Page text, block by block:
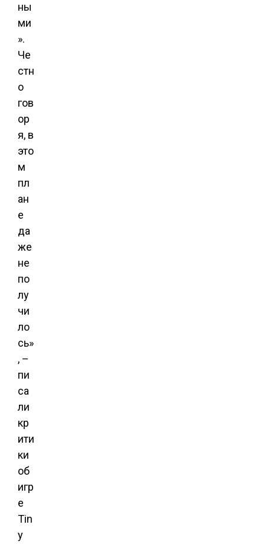
ны
ми
».
Че
стн
о
гов
ор
я, в
это
м
пл
ан
е
да
же
не
по
лу
чи
ло
сь»
, –
пи
са
ли
кр
ити
ки
об
игр
е
Tin
y